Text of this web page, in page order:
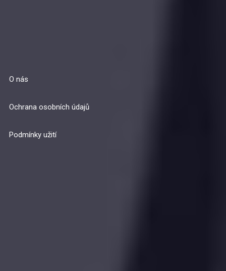
O nás
Ochrana osobních údajů
Podmínky užití